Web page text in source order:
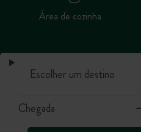
Área de cozinha